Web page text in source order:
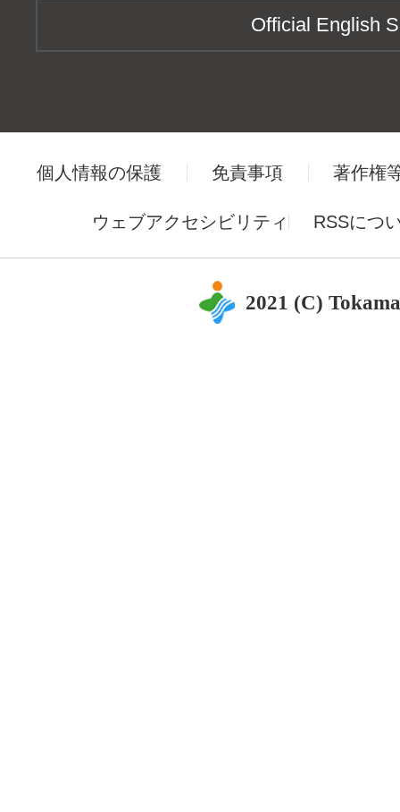
Official English
個人情報の保護 免責事項 著作権
ウェブアクセシビリティ RSSにつ
2021 (C)